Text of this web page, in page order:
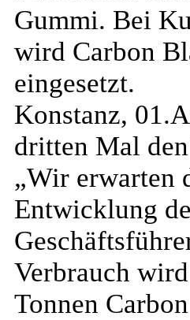
Gummi. Bei
wird Carbon
eingesetzt.
Konstanz,
dritten Mal
„Wir erwarten
Entwicklung
Verbrauch
Tonnen